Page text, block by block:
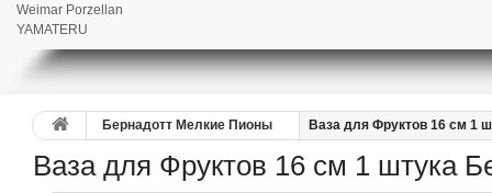
Weimar Porzellan
YAMATERU
Бернадотт Мелкие Пионы Ваза для Фруктов 16 см 1
Ваза для Фруктов 16 см 1 штука